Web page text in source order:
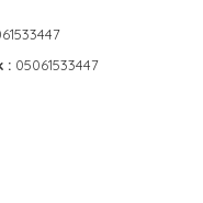
: 05061533447